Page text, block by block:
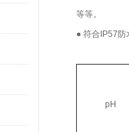
等等。
● 符合IP57
pH